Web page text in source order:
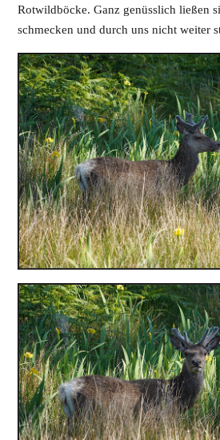
Rotwildböcke. Ganz genüsslich ließen
schmecken und durch uns nicht weiter